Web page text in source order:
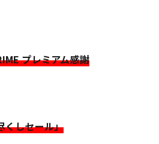
プレミアム感謝
くしセール」